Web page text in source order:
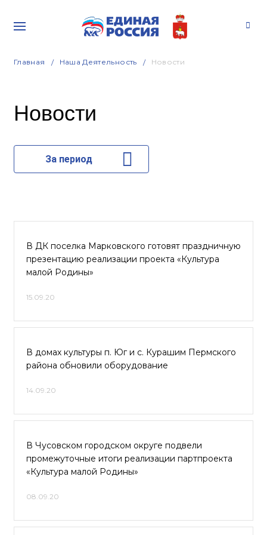
Главная Наша Деятельность Новости
Новости
За период
В ДК поселка Марковского готовят праздничную
презентацию реализации проекта «Культура
малой Родины»
15.09.20
В домах культуры п. Юг и с. Курашим Пермского
района обновили оборудование
14.09.20
В Чусовском городском округе подвели
промежуточные итоги реализации партпроекта
«Культура малой Родины»
08.09.20